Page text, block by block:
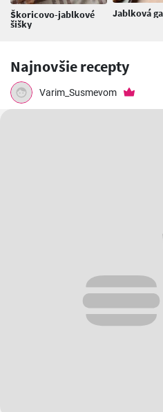
Škoricovo-jablkové
šišky
Jablková
Najnovšie recepty
Varim_Susmevom